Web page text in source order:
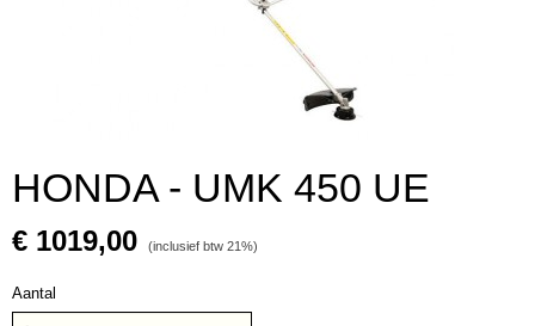
HONDA - UMK 450 UE
€ 1019,00 (inclusief btw 21%)
Aantal